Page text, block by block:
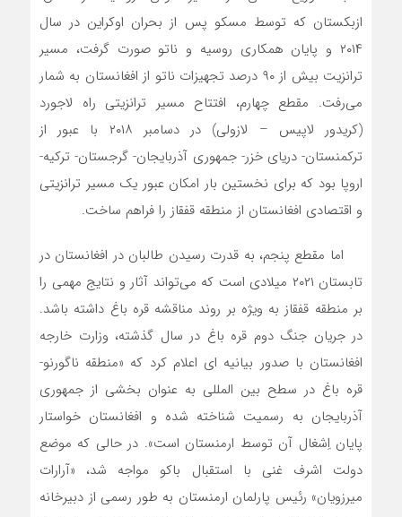
ازبکستان که توسط مسکو پس از بحران اوکراین در سال
۲۰۱۴ و پایان همکاری روسیه و ناتو صورت گرفت، مسیر
ترانزیت بیش از ۹۰ درصد تجهیزات ناتو از افغانستان به شمار
می‌‌رفت. مقطع چهارم، افتتاح مسیر ترانزیتی راه لاجورد
(کریدور لاپیس – لازولی) در دسامبر ۲۰۱۸ با عبور از
ترکمنستان- دریای خزر- جمهوری آذربایجان- گرجستان- ترکیه-
اروپا بود که برای نخستین بار امکان عبور یک مسیر ترانزیتی
و اقتصادی افغانستان از منطقه قفقاز را فراهم ساخت.
اما مقطع پنجم، به قدرت رسیدن طالبان در افغانستان در
تابستان ۲۰۲۱ میلادی است که می‌‌تواند آثار و نتایج مهمی را
بر منطقه قفقاز به ویژه بر روند مناقشه قره باغ داشته باشد.
در جریان جنگ دوم قره باغ در سال گذشته، وزارت خارجه
افغانستان با صدور بیانیه ای اعلام کرد که «منطقه ناگورنو-
قره ‌باغ در سطح بین ‌المللی به عنوان بخشی از جمهوری
آذربایجان به رسمیت شناخته شده و افغانستان خواستار
پایان اِشغال آن توسط ارمنستان است». در حالی که موضع
دولت اشرف غنی با استقبال باکو مواجه شد، «آرارات
میرزویان» رئیس پارلمان ارمنستان به طور رسمی از دبیرخانه